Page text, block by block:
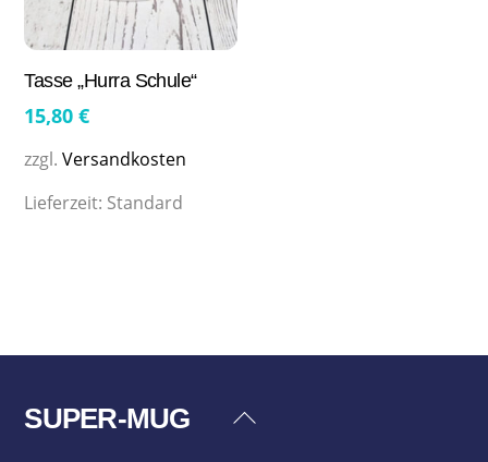
Tasse „Hurra Schule“
15,80€
zzgl.Versandkosten
Lieferzeit: Standard
Back
SUPER-MUG